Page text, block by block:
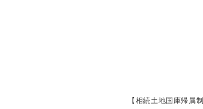
【相続土地国庫帰